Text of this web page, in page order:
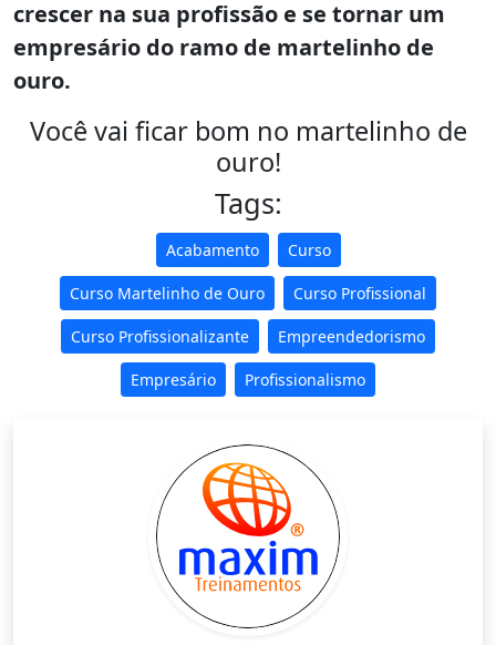
crescer na sua profissão e se tornar um
empresário do ramo de martelinho de
ouro.
Você vai ficar bom no martelinho de
ouro!
Tags:
Acabamento Curso
Curso Martelinho de Ouro Curso Profissional
Curso Profissionalizante Empreendedorismo
Empresário Profissionalismo